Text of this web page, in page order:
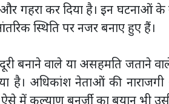
गहरा कर दिया है। इन घटनाओं के
स्थिति पर नजर बनाए हुए हैं।
बनाने वाले या असहमति जताने
है। अधिकांश नेताओं की
में कल्याण बनर्जी का बयान भी